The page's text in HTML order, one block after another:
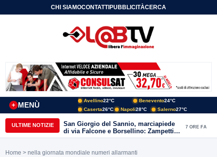
CHI SIAMOCONTATTIPUBBLICITÀCERCA
MENÙ
+
Avellino22°C Benevento24°C
Caserta26°C Napoli28°C Salerno27°C
ULTIME NOTIZIE
San Giorgio del Sannio, marciapiede
di via Falcone e Borsellino: Zampetti e
Lombardi replicano alle polemiche
7 ORE FA
Home > nella giornata mondiale numeri allarmanti